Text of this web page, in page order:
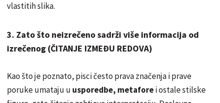
vlastitih slika.
3. Zato što neizrečeno sadrži više informacija od
izrečenog (ČITANJE IZMEĐU REDOVA)
Kao što je poznato, pisci često prava značenja i prave
poruke umataju u usporedbe, metaforei ostale stilske